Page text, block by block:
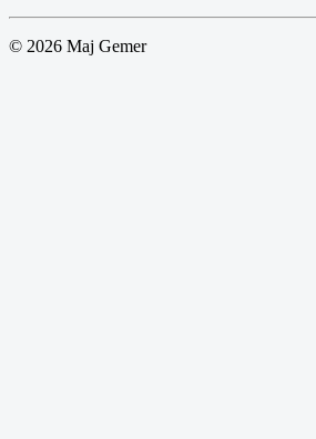
© 2026 Maj Gemer